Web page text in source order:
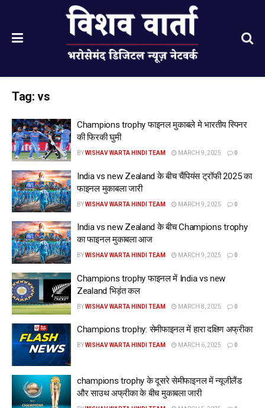
Tag: vs
Champions trophy फाइनल मुकाबले मे भारतीय स्पिनर
की फिरकी घुमी
BYWISHAV WARTA HINDI TEAM MARCH 9, 2025 0
India vs new Zealand के बीच चैंपियंस ट्रॉफी 2025 का
फाइनल मुकाबला जारी
BYWISHAV WARTA HINDI TEAM MARCH 9, 2025 0
India vs new Zealand के बीच Champions trophy
का फाइनल मुकाबला आज
BYWISHAV WARTA HINDI TEAM MARCH 9, 2025 0
Champions trophy फाइनल में India vs new
Zealand भिड़ंत कल
BYWISHAV WARTA HINDI TEAM MARCH 8, 2025 0
Champions trophy: सेमीफाइनल में हारा दक्षिण अफ्रीका
BYWISHAV WARTA HINDI TEAM MARCH 6, 2025 0
champions trophy के दूसरे सेमीफाइनल में न्यूजीलैंड
और साउथ अफ्रीका के बीच मुकाबला जारी